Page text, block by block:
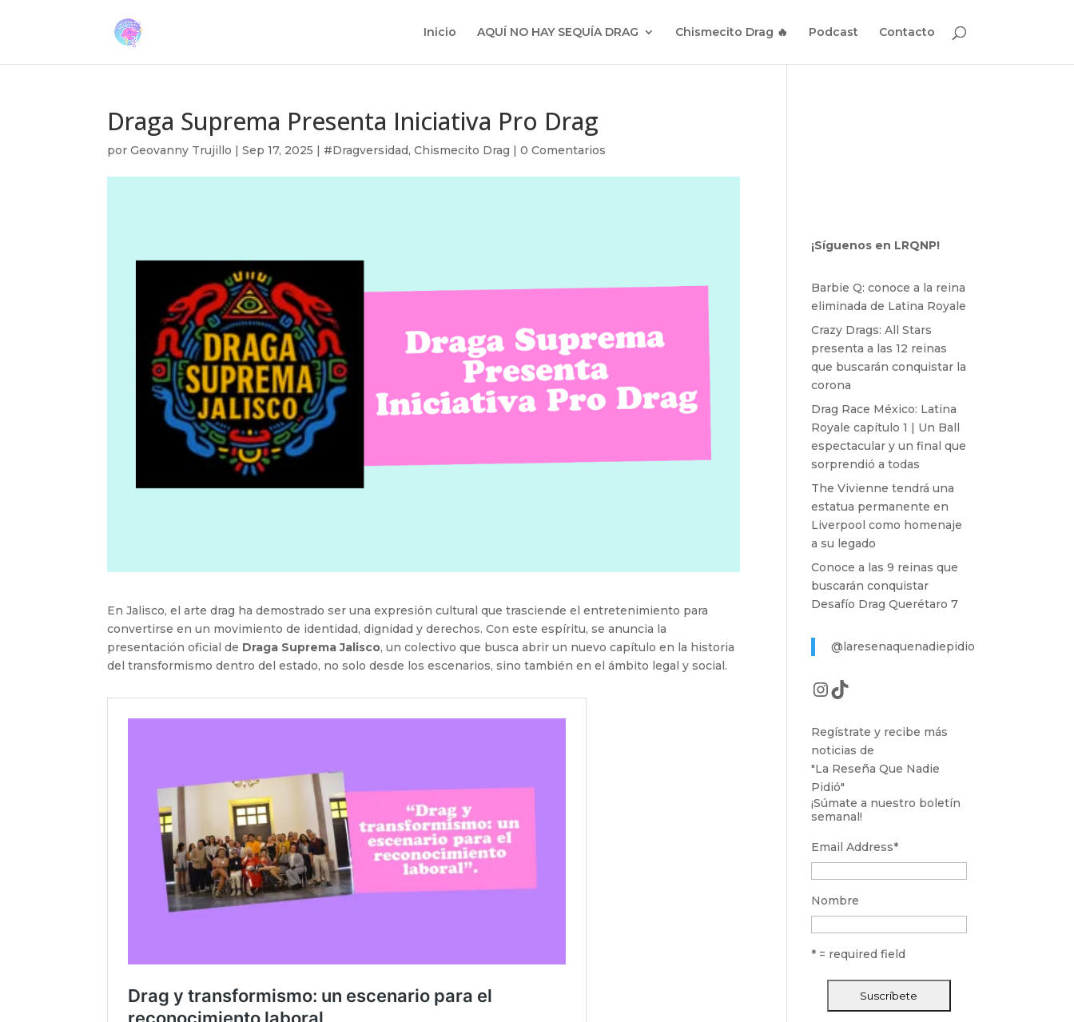
Inicio AQUÍ NO HAY SEQUÍA DRAG Chismecito Drag 🔥 Podcast Contacto
Draga Suprema Presenta Iniciativa Pro Drag
porGeovanny Trujillo |Sep 17, 2025 | #Dragversidad,Chismecito Drag |0 Comentarios
En Jalisco, el arte drag ha demostrado ser una expresión cultural que trasciende el entretenimiento para
convertirse en un movimiento de identidad, dignidad y derechos. Con este espíritu, se anuncia la
presentación oficial de Draga Suprema Jalisco, un colectivo que busca abrir un nuevo capítulo en la historia
del transformismo dentro del estado, no solo desde los escenarios, sino también en el ámbito legal y social.
¡Síguenos en LRQNP!
Barbie Q: conoce a la reina
eliminada de Latina Royale
Crazy Drags: All Stars
presenta a las 12 reinas
que buscarán conquistar la
corona
Drag Race México: Latina
Royale capítulo 1 | Un Ball
espectacular y un final que
sorprendió a todas
The Vivienne tendrá una
estatua permanente en
Liverpool como homenaje
a su legado
Conoce a las 9 reinas que
buscarán conquistar
Desafío Drag Querétaro 7
@laresenaquenadiepidio
Instagram
TikTok
Regístrate y recibe más
noticias de
"La Reseña Que Nadie
Pidió"
¡Súmate a nuestro boletín
semanal!
Email Address*
Nombre
* = required field